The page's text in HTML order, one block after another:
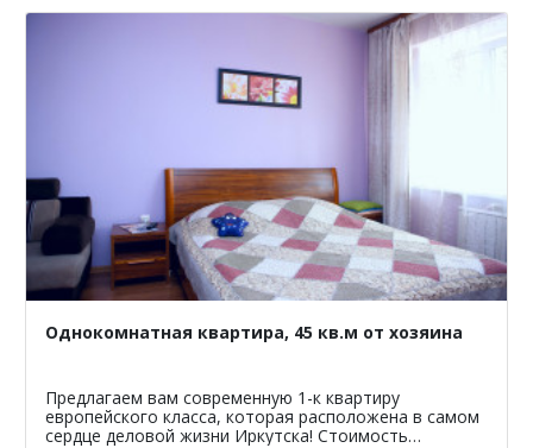
Однокомнатная квартира, 45 кв.м от хозяина
Предлагаем вам современную 1-к квартиру
европейского класса, которая расположена в самом
сердце деловой жизни Иркутска! Стоимость